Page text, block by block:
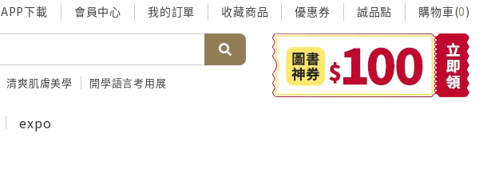
APP下載 會員中心 我的訂單 收藏商品 優惠券 誠品點 購物車(0)
清爽肌膚美學 開學語言考用展
expo